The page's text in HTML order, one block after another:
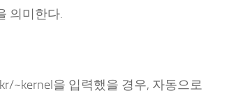
의미한다.
~kernel을 입력했을 경우, 자동으로